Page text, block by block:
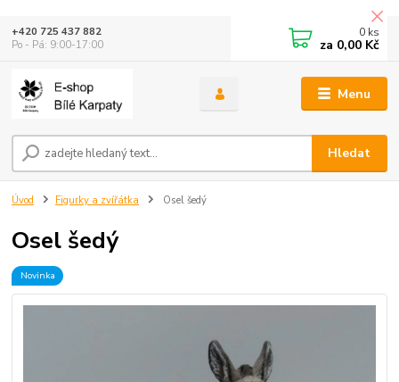
Menu
Hledat
+420 725 437 882
Po - Pá: 9:00-17:00
0 ks
za 0,00 Kč
Úvod Figurky a zvířátka Osel šedý
Osel šedý
Novinka